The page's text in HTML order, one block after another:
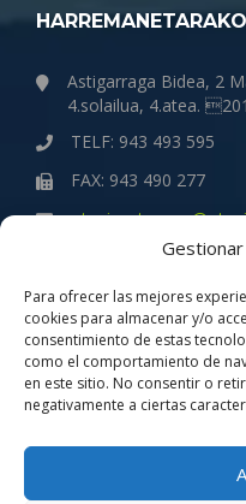
Para ofrecer las mejores
cookies para almacenar y/o
consentimiento de estas
como el comportamiento de
en este sitio. No consentir o
negativamente a ciertas
HARREMANETARAKO
Astigarraga Bidea, 2
4.solailua, 4.atea.
TELF: 943 493 595
FAX: 943 490 277
Quiénes somos
Política de Gestión de la
Compromiso con la
Aviso Legal